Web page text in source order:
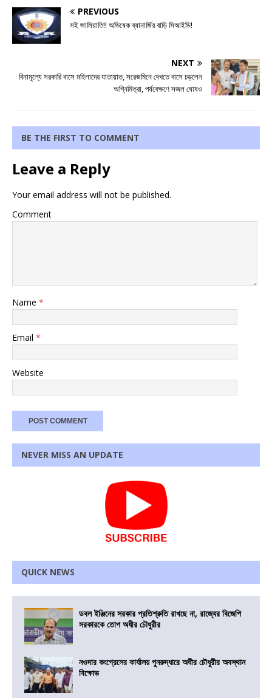
PREVIOUS
সই জালিয়াতি!! অভিষেক ব্যানার্জির বাড়ি সিআইডি!
NEXT
বিনামূল্যে সরকারি বাসে মহিলাদের যাতায়াত, সরেজমিনে দেখতে বাসে চড়লেন
অগ্নিমিত্রা, পর্যবেক্ষণে সজল ঘোষও
BE THE FIRST TO COMMENT
Leave a Reply
Your email address will not be published.
Comment
Name *
Email *
Website
NEVER MISS AN UPDATE
QUICK NEWS
ডবল ইঞ্জিনের সরকার প্রতিশ্রুতি রাখছে না, রাজ্যের বিজেপি
সরকারকে তোপ অধীর চৌধুরীর
নওদার কংগ্রেসের কার্যালয় পুনরুদ্ধারে অধীর চৌধুরীর অবস্থান
বিক্ষোভ